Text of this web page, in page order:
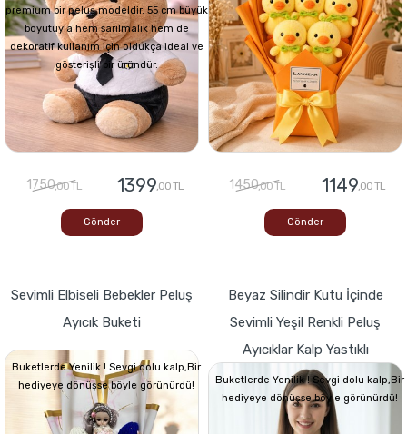
premium bir peluş modeldir. 55 cm büyük
boyutuyla hem sarılmalık hem de
dekoratif kullanım için oldukça ideal ve
gösterişli bir üründür.
1750,00 TL 1399,00 TL
Gönder
1450,00 TL 1149,00 TL
Gönder
Sevimli Elbiseli Bebekler Peluş
Ayıcık Buketi
Buketlerde Yenilik ! Sevgi dolu kalp,Bir
hediyeye dönüşse böyle görünürdü!
Beyaz Silindir Kutu İçinde
Sevimli Yeşil Renkli Peluş
Ayıcıklar Kalp Yastıklı
Buketlerde Yenilik ! Sevgi dolu kalp,Bir
hediyeye dönüşse böyle görünürdü!